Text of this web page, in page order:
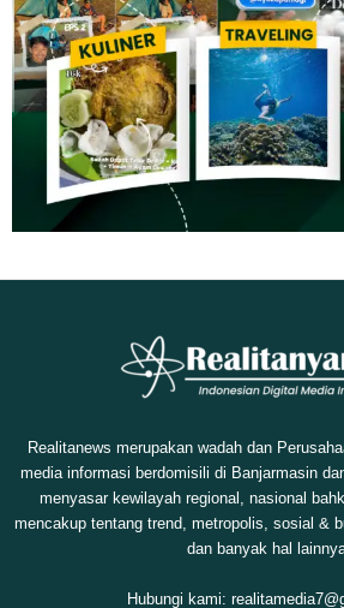
Realitanews merupakan wadah dan
media informasi berdomisili di Banjarmasin
menyasar kewilayah regional, nasional
mencakup tentang trend, metropolis, sosial &
dan banyak hal
Hubungi kami: